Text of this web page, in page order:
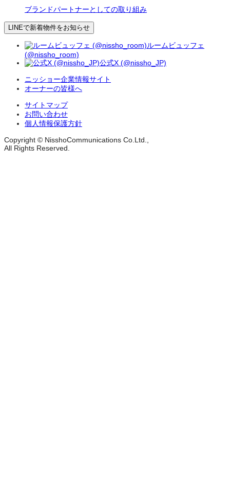
ブランドパートナーとしての取り組み
LINEで新着物件をお知らせ
ルームビュッフェ
(@nissho_room)
公式X (@nissho_JP)
ニッショー企業情報サイト
オーナーの皆様へ
サイトマップ
お問い合わせ
個人情報保護方針
Copyright © NisshoCommunications Co.Ltd.,
All Rights Reserved.